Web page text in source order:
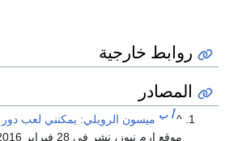
روابط خارجية
المصادر
^أ ب ميسون الرويلي: يمكنني لعب
موقع إرم نيوز، نشر في 28 فبراير 2016